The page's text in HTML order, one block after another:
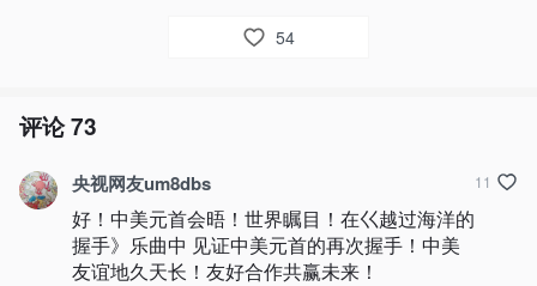
54
评论73
央视网友um8dbs
好！中美元首会晤！世界瞩目！在巜越过海洋的
握手》乐曲中 见证中美元首的再次握手！中美
友谊地久天长！友好合作共赢未来！
11